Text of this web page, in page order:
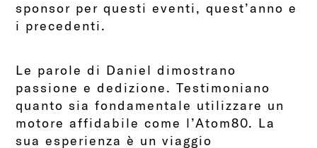
sponsor per questi eventi, quest’anno e
i precedenti.
Le parole di Daniel dimostrano
passione e dedizione. Testimoniano
quanto sia fondamentale utilizzare un
motore affidabile come l’Atom80. La
sua esperienza è un viaggio